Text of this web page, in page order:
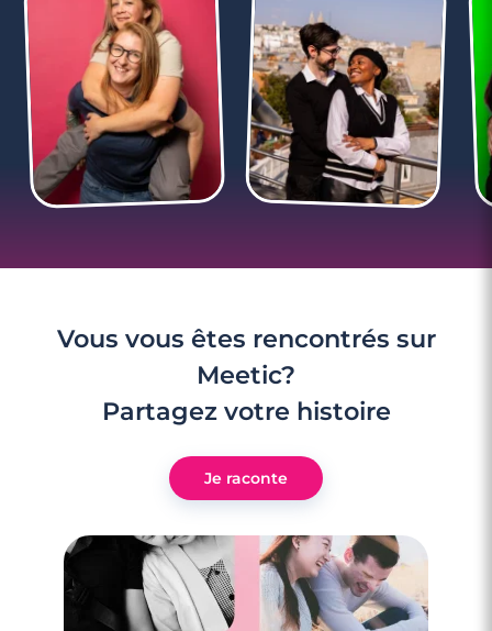
3 minutes
Rencontre à Neuilly-sur-Seine
Rencontre à Puteaux
Vous vous êtes rencontrés sur
Meetic?
Partagez votre histoire
Je raconte